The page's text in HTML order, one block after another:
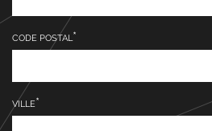
CODE POSTAL
VILLE